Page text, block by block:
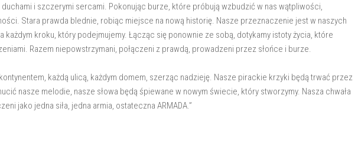
duchami i szczerymi sercami. Pokonując burze, które próbują wzbudzić w nas wątpliwości,
Stara prawda blednie, robiąc miejsce na nową historię. Nasze przeznaczenie jest w naszych
każdym kroku, który podejmujemy. Łącząc się ponownie ze sobą, dotykamy istoty życia, które
Razem niepowstrzymani, połączeni z prawdą, prowadzeni przez słońce i burze.
każdą ulicą, każdym domem, szerząc nadzieję. Nasze pirackie krzyki będą trwać przez
nasze melodie, nasze słowa będą śpiewane w nowym świecie, który stworzymy. Nasza chwała
jako jedna siła, jedna armia, ostateczna ARMADA.”